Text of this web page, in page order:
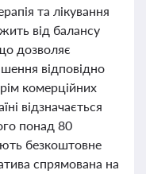
та лікування
від балансу
дозволяє
відповідно
комерційних
відзначається
понад 80
безкоштовне
спрямована на